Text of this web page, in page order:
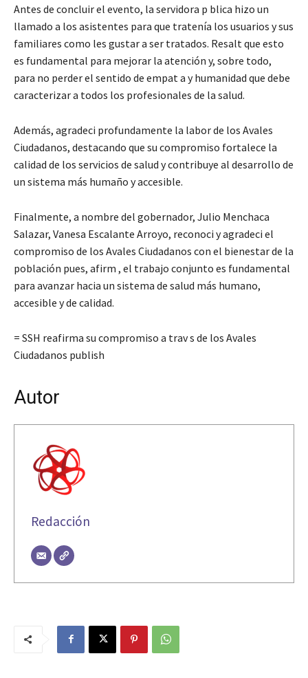
Antes de concluir el evento, la servidora p blica hizo un
llamado a los asistentes para que tratenía los usuarios y sus
familiares como les gustar a ser tratados. Resalt que esto
es fundamental para mejorar la atención y, sobre todo,
para no perder el sentido de empat a y humanidad que debe
caracterizar a todos los profesionales de la salud.
Además, agradeci profundamente la labor de los Avales
Ciudadanos, destacando que su compromiso fortalece la
calidad de los servicios de salud y contribuye al desarrollo de
un sistema más humaño y accesible.
Finalmente, a nombre del gobernador, Julio Menchaca
Salazar, Vanesa Escalante Arroyo, reconoci y agradeci el
compromiso de los Avales Ciudadanos con el bienestar de la
población pues, afirm , el trabajo conjunto es fundamental
para avanzar hacia un sistema de salud más humano,
accesible y de calidad.
= SSH reafirma su compromiso a trav s de los Avales
Ciudadanos publish
Autor
Redacción